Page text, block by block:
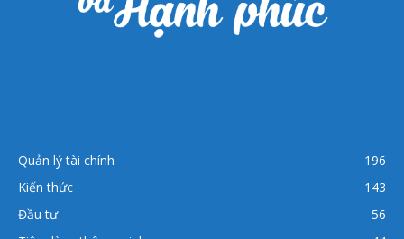
Quản lý tài chính
196
Kiến thức
143
Đầu tư
56